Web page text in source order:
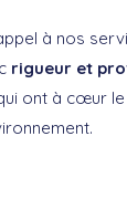
à nos
rigueur et
ont à cœur